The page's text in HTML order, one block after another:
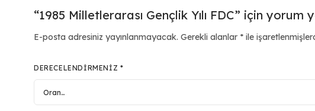
“1985 Milletlerarası Gençlik Yılı FDC” için
E-posta adresiniz yayınlanmayacak. Gerekli alanlar * ile
DERECELENDIRMENIZ *